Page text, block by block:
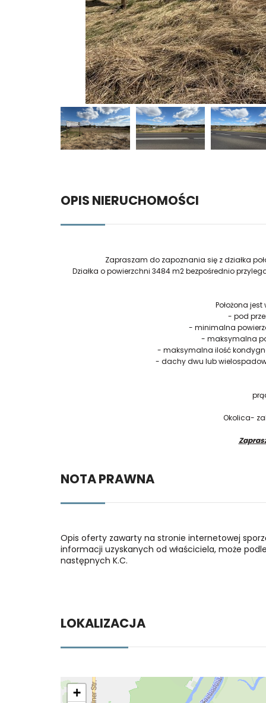
OPIS NIERUCHOMOŚCI
Zapraszam do zapoznania się z działka
Działka o powierzchni 3484 m2 bezpośrednio
Położona jest
- pod
- minimalna
- maksymalna
- maksymalna ilość
- dachy dwu lub
Okolica-
NOTA PRAWNA
Opis oferty zawarty na stronie internetowej
informacji uzyskanych od właściciela, może
następnych K.C.
LOKALIZACJA
+